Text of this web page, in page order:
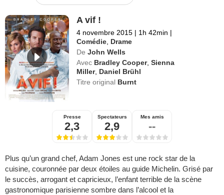
A vif !
4 novembre 2015 | 1h 42min |
Comédie Drame
De John Wells
Avec Bradley Cooper,Sienna
Miller, Daniel Brühl
Titre original Burnt
Presse
2,3
Spectateurs
2,9
Mes amis
--
Plus qu’un grand chef, Adam Jones est une rock star de la
cuisine, couronnée par deux étoiles au guide Michelin. Grisé par
le succès, arrogant et capricieux, l’enfant terrible de la scène
gastronomique parisienne sombre dans l’alcool et la